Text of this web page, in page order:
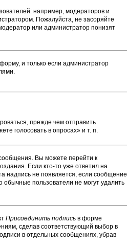
например, модераторов и
Пожалуйста, не засоряйте
или администратор понизят
и только если администратор
прежде чем отправить
голосовать в опросах» и т. п.
Вы можете перейти к
Если кто-то уже ответил на
надпись не появляется, если сообщение
обычные пользователи не могут удалить
Присоединить подпись в форме
сделав соответствующий выбор в
в отдельных сообщениях, убрав